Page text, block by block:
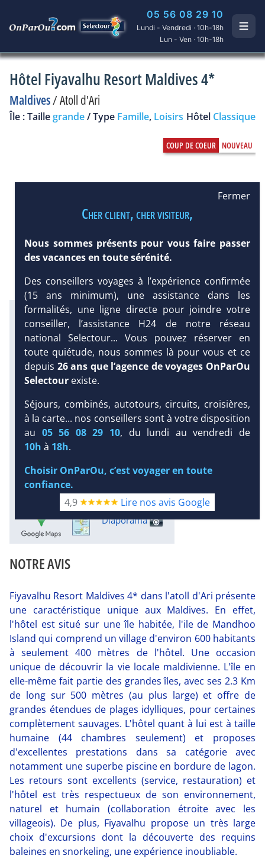
05 56 08 29 10
Lundi - Vendredi · 10h-18h
Lun - Ven · 10h-18h
Hôtel Fiyavalhu Resort Maldives 4*
Maldives/Atoll d'Ari
Île : Taillegrande/ Type Famille, Loisirs Hôtel Classique
DEMANDE
D’INFORMATIONS
DEVIS /
Infos météo :
29 °C
160 mm
29 °C
Infos plages :
Dist.
Distance :
< 100 m
Long.
Longueur :
3.1 km
Esp.
Espace:
Équipement :
44
Tx :38 % Tx :39 %
Snorkeling :
Détails
Détails
Excursions :
Diaporama
NOTRE AVIS
Fiyavalhu Resort Maldives 4* dans l'atoll d'Ari présente
une caractéristique unique aux Maldives. En effet,
l'hôtel est situé sur une île habitée, l'ile de Mandhoo
Island qui comprend un village d'environ 600 habitants
à seulement 400 mètres de l'hôtel. Une occasion
unique de découvrir la vie locale maldivienne. L'île en
elle-même fait partie des grandes îles, avec ses 2.3 Km
de long sur 500 mètres (au plus large) et offre de
grandes étendues de plages idylliques, pour certaines
complètement sauvages. L'hôtel quant à lui est à taille
humaine (44 chambres seulement) et proposes
d'excellentes prestations dans sa catégorie avec
notamment une superbe piscine en bordure de lagon.
Les retours sont excellents (service, restauration) et
l'hôtel est très respectueux de son environnement,
naturel et humain (collaboration étroite avec les
villageois). De plus, Fiyavalhu propose un très large
choix d'excursions dont la découverte des requins
baleines en snorkeling, une expérience inoubliable.
Fermer
Cher client, cher visiteur,
Nous sommes présents pour vous faire passer
des vacances en toute sérénité.
Des conseillers voyages à l’expérience confirmée
(15 ans minimum), une assistance dans les
formalités, une ligne directe pour joindre votre
conseiller, l’assistance H24 de notre réseau
national Selectour... Vous pouvez réserver en
toute quiétude, nous sommes là pour vous et ce
depuis 26 ans que l’agence de voyages OnParOu
Selectour existe.
Séjours, combinés, autotours, circuits, croisières,
à la carte... nos conseillers sont à votre disposition
au 05 56 08 29 10, du lundi au vendredi de
10h à 18h.
Choisir OnParOu, c’est voyager en toute
confiance.
4,9
Lire nos avis Google